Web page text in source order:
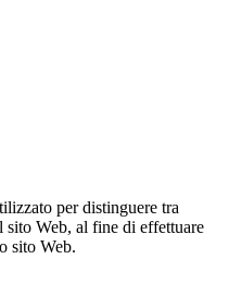
per distinguere tra
Web, al fine di effettuare
sito Web.